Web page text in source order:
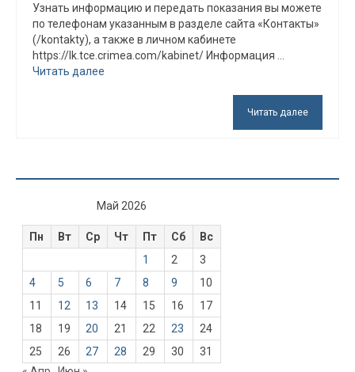
Узнать информацию и передать показания вы можете
по телефонам указанным в разделе сайта «Контакты»
(/kontakty), а также в личном кабинете
https://lk.tce.crimea.com/kabinet/ Информация …
Читать далее
Читать далее
Май 2026
Пн Вт Ср Чт Пт Сб
Вс
1
2
3
4
5 6 7 8 9
10
11
12 13 14 15 16
17
18
19 20 21 22 23
24
25
26 27 28 29 30
31